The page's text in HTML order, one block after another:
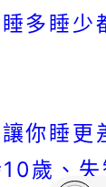
睡多睡
你睡更
歲、